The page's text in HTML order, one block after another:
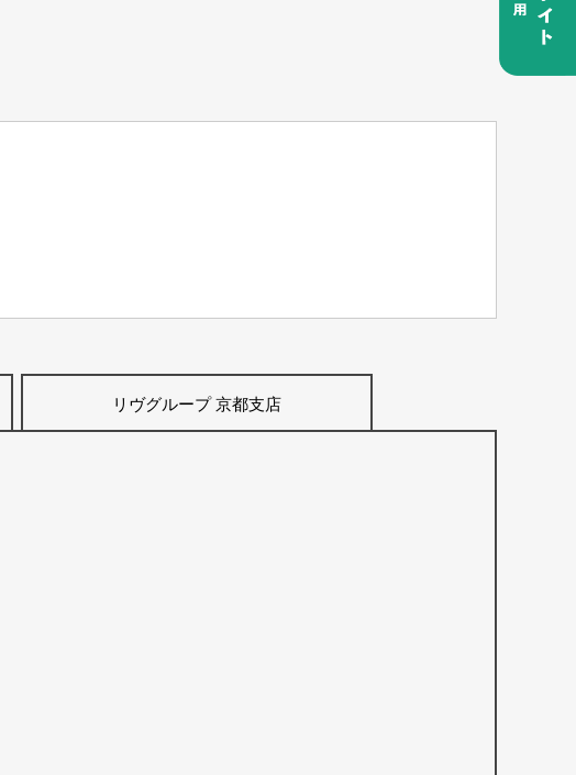
リヴグループ 京都支店